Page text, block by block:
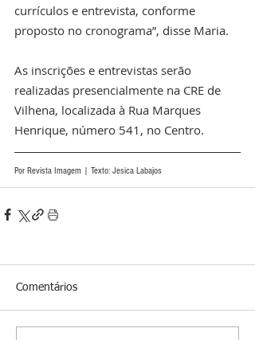
currículos e entrevista, conforme
proposto no cronograma”, disse Maria.
As inscrições e entrevistas serão
realizadas presencialmente na CRE de
Vilhena, localizada à Rua Marques
Henrique, número 541, no Centro.
Por Revista Imagem | Texto: Jesica Labajos
Comentários